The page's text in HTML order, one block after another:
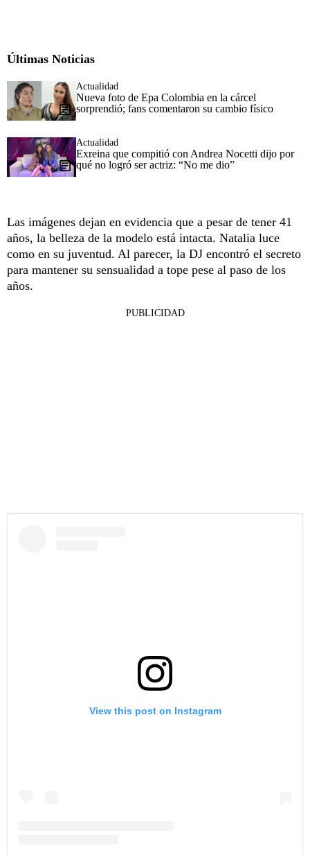
Últimas Noticias
Actualidad
Nueva foto de Epa Colombia en la cárcel
sorprendió; fans comentaron su cambio físico
Actualidad
Exreina que compitió con Andrea Nocetti dijo por
qué no logró ser actriz: “No me dio”
Las imágenes dejan en evidencia que a pesar de tener 41
años, la belleza de la modelo está intacta. Natalia luce
como en su juventud. Al parecer, la DJ encontró el secreto
para mantener su sensualidad a tope pese al paso de los
años.
PUBLICIDAD
View this post on Instagram